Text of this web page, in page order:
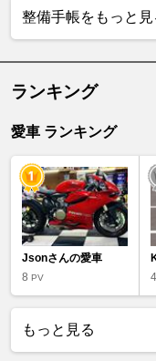
整備手帳をもっと見
ランキング
愛車 ランキング
Jsonさんの愛車
8 PV
もっと見る